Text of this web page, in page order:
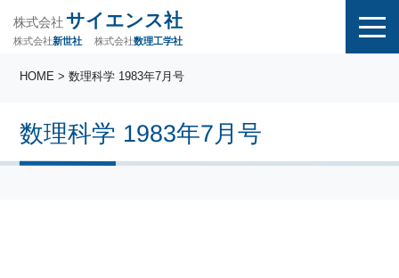
株式会社 サイエンス社
株式会社新世社 株式会社数理工学社
数理科学 1983年7月号
HOME > 数理科学 1983年7月号